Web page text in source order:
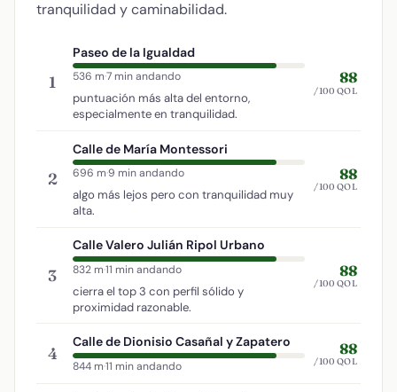
tranquilidad y caminabilidad.
1
Paseo de la Igualdad
536 m·7 min andando
puntuación más alta del entorno,
especialmente en tranquilidad.
88
/100 QOL
2
Calle de María Montessori
696 m·9 min andando
algo más lejos pero con tranquilidad muy
alta.
88
/100 QOL
3
Calle Valero Julián Ripol Urbano
832 m·11 min andando
cierra el top 3 con perfil sólido y
proximidad razonable.
88
/100 QOL
4
Calle de Dionisio Casañal y Zapatero
844 m·11 min andando
88
/100 QOL